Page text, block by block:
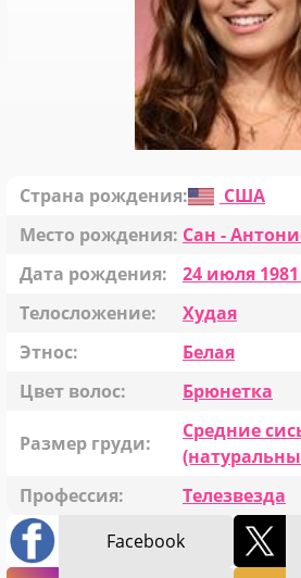
Страна рождения:
США
Место рождения: Сан -
Дата рождения:
24 июля 1981
Телосложение:
Худая
Этнос:
Белая
Цвет волос:
Брюнетка
Размер груди:
Средние
Профессия:
Телезвезда
Facebook